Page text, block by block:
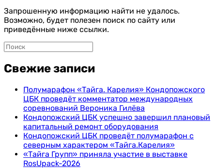
Запрошенную информацию найти не удалось.
Возможно, будет полезен поиск по сайту или
приведённые ниже ссылки.
Свежие записи
Полумарафон «Тайга. Карелия» Кондопожского
ЦБК проведёт комментатор международных
соревнований Вероника Гилёва
Кондопожский ЦБК успешно завершил плановый
капитальный ремонт оборудования
Кондопожский ЦБК проведёт полумарафон с
северным характером «Тайга.Карелия»
«Тайга Групп» приняла участие в выставке
RosUpack-2026